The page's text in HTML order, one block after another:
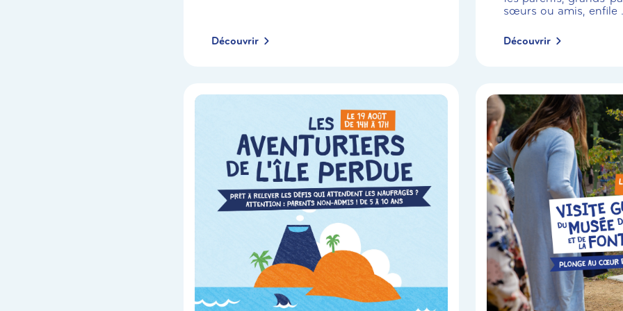
Découvrir
sœurs ou amis, enfile
Découvrir